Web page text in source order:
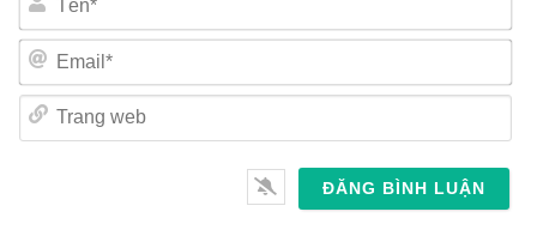
Tên*
Email*